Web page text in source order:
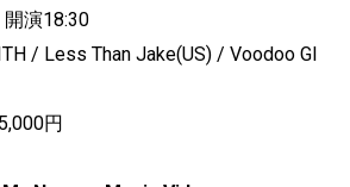
演18:30
/ Less Than Jake(US) / Voodoo Gl
円